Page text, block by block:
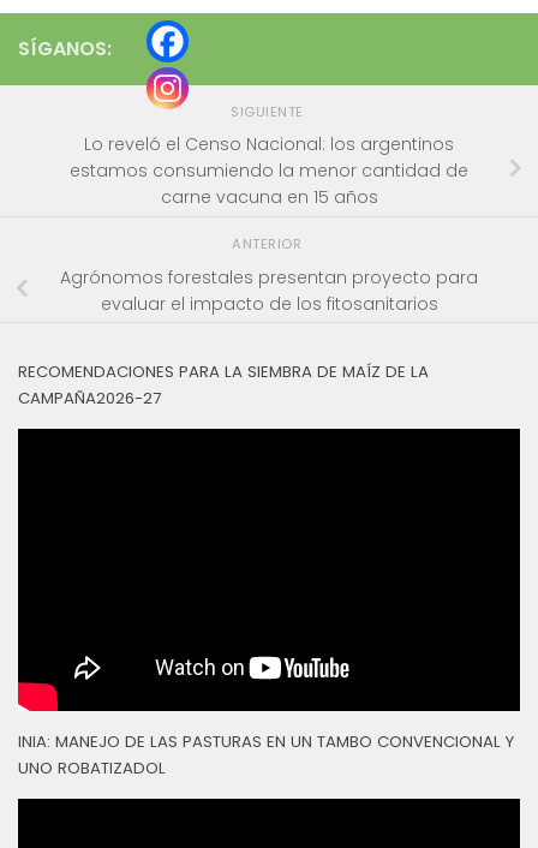
SÍGANOS:
SIGUIENTE
Lo reveló el Censo Nacional: los argentinos
estamos consumiendo la menor cantidad de
carne vacuna en 15 años
ANTERIOR
Agrónomos forestales presentan proyecto para
evaluar el impacto de los fitosanitarios
RECOMENDACIONES PARA LA SIEMBRA DE MAÍZ DE LA
CAMPAÑA2026-27
INIA: MANEJO DE LAS PASTURAS EN UN TAMBO CONVENCIONAL Y
UNO ROBATIZADOL